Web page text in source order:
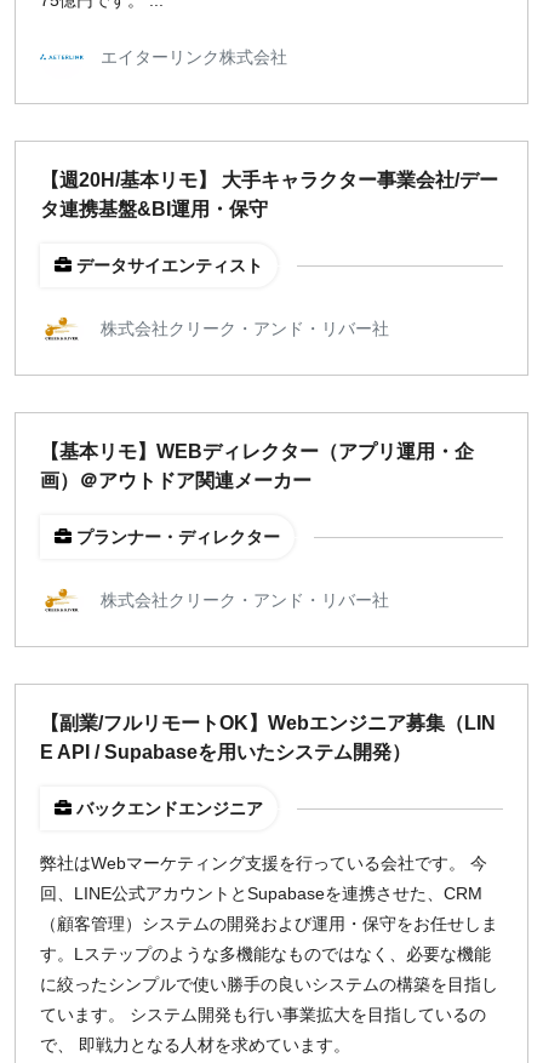
エイターリンク株式会社
【週20H/基本リモ】 大手キャラクター事業会社/デー
タ連携基盤&BI運用・保守
データサイエンティスト
株式会社クリーク・アンド・リバー社
【基本リモ】WEBディレクター（アプリ運用・企
画）＠アウトドア関連メーカー
プランナー・ディレクター
株式会社クリーク・アンド・リバー社
【副業/フルリモートOK】Webエンジニア募集（LIN
E API / Supabaseを用いたシステム開発）
バックエンドエンジニア
弊社はWebマーケティング支援を行っている会社です。 今
回、LINE公式アカウントとSupabaseを連携させた、CRM
（顧客管理）システムの開発および運用・保守をお任せしま
す。Lステップのような多機能なものではなく、必要な機能
に絞ったシンプルで使い勝手の良いシステムの構築を目指し
ています。 システム開発も行い事業拡大を目指しているの
で、 即戦力となる人材を求めています。